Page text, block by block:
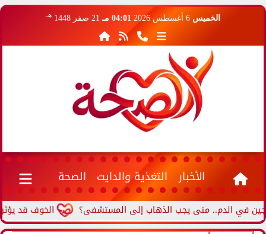
الخميس 04:01 مـ 21 صفر 1448 هـ
الأخبار التغذية والدايت الصحة
الخوف قد يؤثر على